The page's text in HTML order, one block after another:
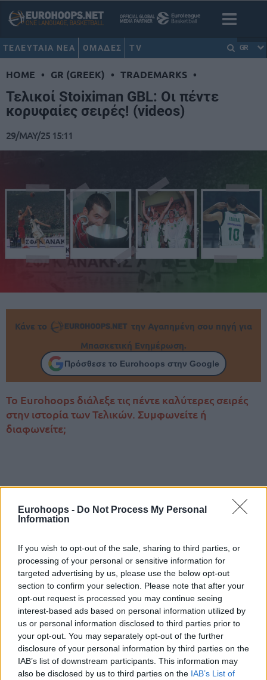
Eurohoops - Do Not Process My Personal
Information
If you wish to opt-out of the sale, sharing to third parties, or
processing of your personal or sensitive information for
targeted advertising by us, please use the below opt-out
section to confirm your selection. Please note that after your
opt-out request is processed you may continue seeing
interest-based ads based on personal information utilized by
us or personal information disclosed to third parties prior to
your opt-out. You may separately opt-out of the further
disclosure of your personal information by third parties on the
IAB’s list of downstream participants. This information may
also be disclosed by us to third parties on the IAB’s List of
ΤΕΛΕΥΤΑΙΑ ΝΕΑ ΟΜΑΔΕΣ TV GR
HOME • GR (GREEK) • TRADEMARKS •
Τελικοί Stoiximan GBL: Οι πέντε
κορυφαίες σειρές! (videos)
29/MAY/25 15:11
Κάνε το
την Αγαπημένη σου πηγή για
Μπασκετική Ενημέρωση.
Πρόσθεσε το Eurohoops στην Google
Το Eurohoops διάλεξε τις πέντε καλύτερες σειρές
στην ιστορία των Τελικών. Συμφωνείτε ή
διαφωνείτε;